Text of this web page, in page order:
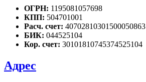
ОГРН: 1195081057698
КПП: 504701001
Расч. счет: 40702810301500050863
БИК: 044525104
Кор. счет: 30101810745374525104
Адрес